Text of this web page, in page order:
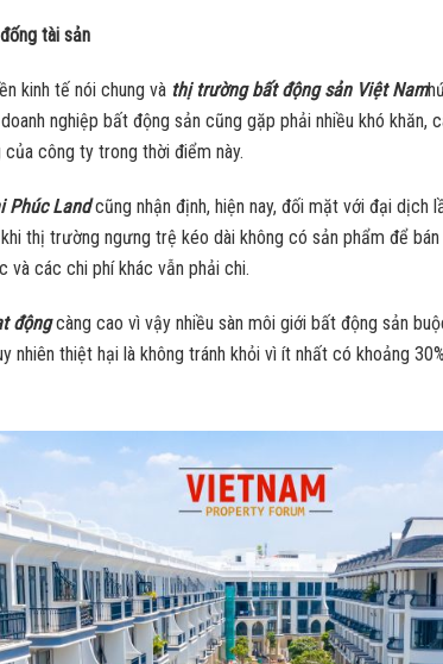
tài sản
kinh tế nói chung và thị trường bất động sản Việt Nam
nghiệp bất động sản cũng gặp phải nhiều khó
công ty trong thời điểm này.
Phúc Landcũng nhận định, hiện nay, đối mặt với đại dịch
thị trường ngưng trệ kéo dài không có sản phẩm để
và các chi phí khác vẫn phải chi.
động càng cao vì vậy nhiều sàn môi giới bất động sản
thiệt hại là không tránh khỏi vì ít nhất có khoảng